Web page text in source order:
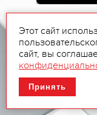
Этот сайт
сайт, вы
Принять